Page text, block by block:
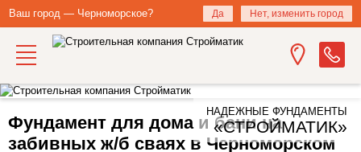
Ваш город — Черноморское? Да Нет, изменить город
НАДЕЖНЫЕ ФУНДАМЕНТЫ
«СТРОЙМАТИК»
Фундамент для дома и бани на
забивных ж/б сваях в Черноморском